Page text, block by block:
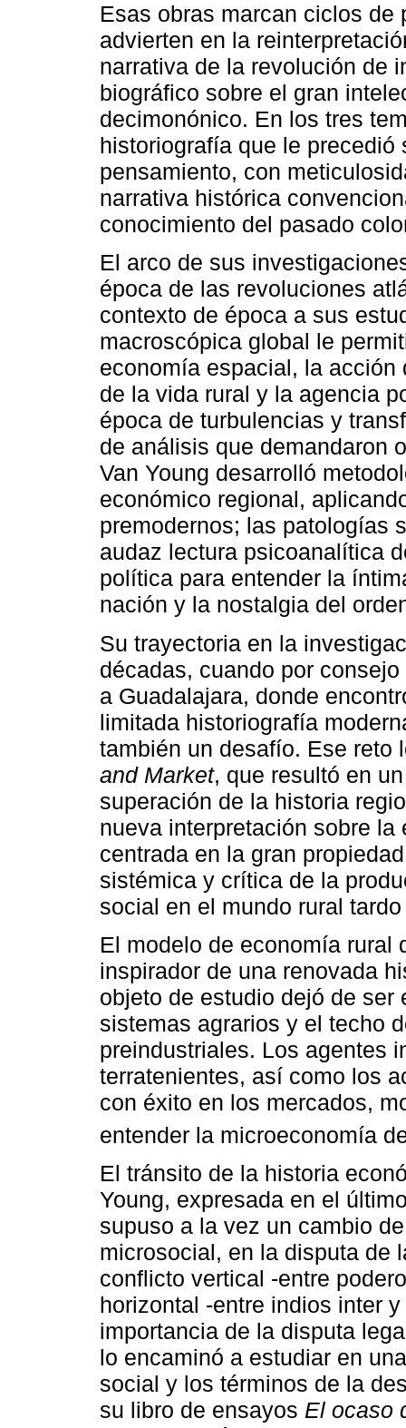
Esas obras marcan ciclos
advierten en la
narrativa de la revolución de
biográfico sobre el gran
decimonónico. En los tres
historiografía que le
pensamiento, con
narrativa histórica
conocimiento del pasado
El arco de sus
época de las revoluciones
contexto de época a sus
macroscópica global le
economía espacial, la
de la vida rural y la agencia
época de turbulencias y
de análisis que demandaron
Van Young desarrolló
económico regional,
premodernos; las patologías
audaz lectura psicoanalítica
política para entender la
nación y la nostalgia del
Su trayectoria en la
décadas, cuando por
a Guadalajara, donde
limitada historiografía
también un desafío. Ese
and Market, que resultó en
superación de la historia
nueva interpretación sobre
centrada en la gran
sistémica y crítica de la
social en el mundo rural
El modelo de economía rural
inspirador de una renovada
objeto de estudio dejó de
sistemas agrarios y el techo
preindustriales. Los agentes
terratenientes, así como los
con éxito en los mercados,
entender la microeconomía
El tránsito de la historia
Young, expresada en el
supuso a la vez un cambio
microsocial, en la disputa de
conflicto vertical -entre
horizontal -entre indios inter
importancia de la disputa
lo encaminó a estudiar en
social y los términos de la
su libro de ensayos El ocaso